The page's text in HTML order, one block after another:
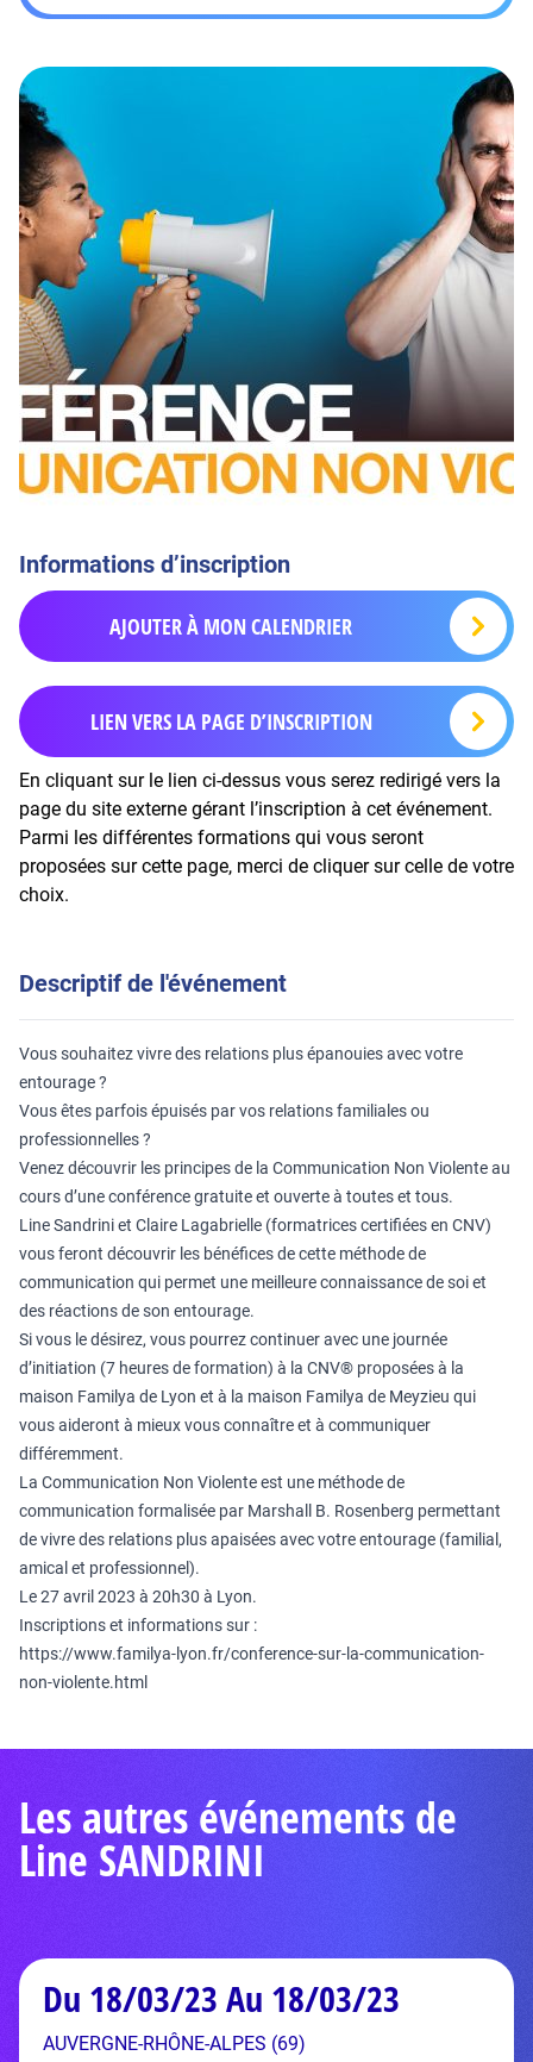
Informations d’inscription
AJOUTER À MON CALENDRIER
LIEN VERS LA PAGE D’INSCRIPTION
En cliquant sur le lien ci-dessus vous serez redirigé vers la
page du site externe gérant l’inscription à cet événement.
Parmi les différentes formations qui vous seront
proposées sur cette page, merci de cliquer sur celle de votre
choix.
Descriptif de l'événement
Vous souhaitez vivre des relations plus épanouies avec votre
entourage ?
Vous êtes parfois épuisés par vos relations familiales ou
professionnelles ?
Venez découvrir les principes de la Communication Non Violente au
cours d’une conférence gratuite et ouverte à toutes et tous.
Line Sandrini et Claire Lagabrielle (formatrices certifiées en CNV)
vous feront découvrir les bénéfices de cette méthode de
communication qui permet une meilleure connaissance de soi et
des réactions de son entourage.
Si vous le désirez, vous pourrez continuer avec une journée
d’initiation (7 heures de formation) à la CNV® proposées à la
maison Familya de Lyon et à la maison Familya de Meyzieu qui
vous aideront à mieux vous connaître et à communiquer
différemment.
La Communication Non Violente est une méthode de
communication formalisée par Marshall B. Rosenberg permettant
de vivre des relations plus apaisées avec votre entourage (familial,
amical et professionnel).
Le 27 avril 2023 à 20h30 à Lyon.
Inscriptions et informations sur :
https://www.familya-lyon.fr/conference-sur-la-communication-
non-violente.html
Les autres événements de
Line SANDRINI
Du 18/03/23 Au 18/03/23
AUVERGNE-RHÔNE-ALPES (69)